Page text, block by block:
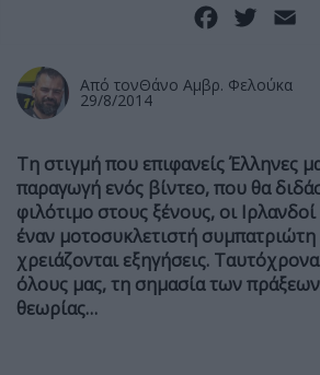
Facebook
Twitter
Από τονΘάνο Αμβρ. Φελούκα
29/8/2014
Τη στιγμή που επιφανείς Έλληνες
παραγωγή ενός βίντεο, που θα
φιλότιμο στους ξένους, οι
έναν μοτοσυκλετιστή συμπατριώτη
χρειάζονται εξηγήσεις.
όλους μας, τη σημασία των πράξεων
θεωρίας…